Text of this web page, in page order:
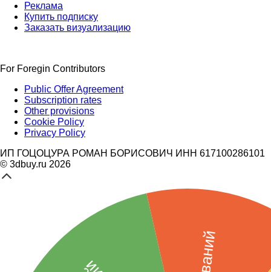
Реклама
Купить подписку
Заказать визуализацию
For Foregin Contributors
Public Offer Agreement
Subscription rates
Other provisions
Cookie Policy
Privacy Policy
ИП ГОЦОЦУРА РОМАН БОРИСОВИЧ ИНН 617100286101
© 3dbuy.ru 2026